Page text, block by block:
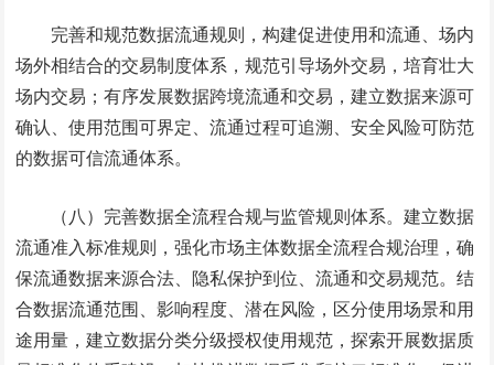
完善和规范数据流通规则，构建促进使用和流通、场内
场外相结合的交易制度体系，规范引导场外交易，培育壮大
场内交易；有序发展数据跨境流通和交易，建立数据来源可
确认、使用范围可界定、流通过程可追溯、安全风险可防范
的数据可信流通体系。
（八）完善数据全流程合规与监管规则体系。建立数据
流通准入标准规则，强化市场主体数据全流程合规治理，确
保流通数据来源合法、隐私保护到位、流通和交易规范。结
合数据流通范围、影响程度、潜在风险，区分使用场景和用
途用量，建立数据分类分级授权使用规范，探索开展数据质